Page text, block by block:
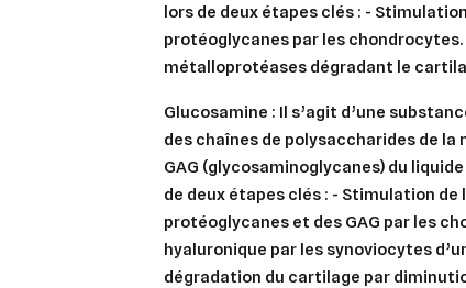
lors de deux étapes clés : -
protéoglycanes par les
métalloprotéases dégradant le
Glucosamine : Il s’agit d’une
des chaînes de polysaccharides de
GAG (glycosaminoglycanes) du
de deux étapes clés : - Stimulation de
protéoglycanes et des GAG par les
hyaluronique par les synoviocytes
dégradation du cartilage par